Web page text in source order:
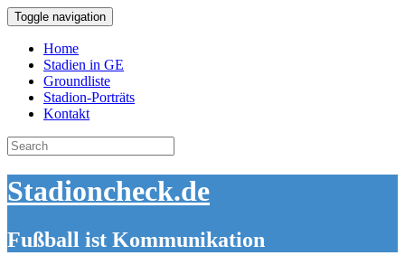
Toggle navigation
Home
Stadien in GE
Groundliste
Stadion-Porträts
Kontakt
Search
for:
Stadioncheck.de
Fußball ist Kommunikation